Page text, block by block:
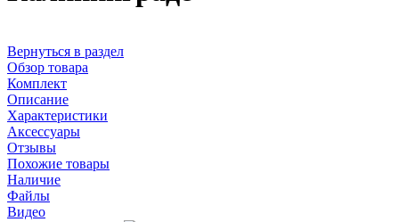
Вернуться в раздел
Обзор товара
Комплект
Описание
Характеристики
Аксессуары
Отзывы
Похожие товары
Наличие
Файлы
Видео